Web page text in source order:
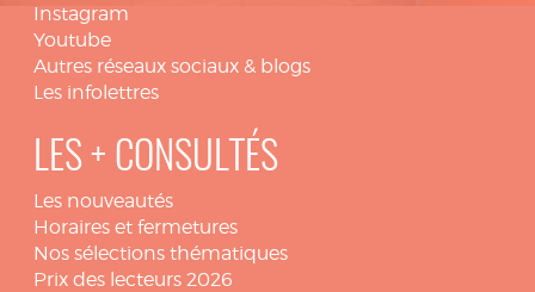
Instagram
Youtube
Autres réseaux sociaux & blogs
Les infolettres
LES + CONSULTÉS
Les nouveautés
Horaires et fermetures
Nos sélections thématiques
Prix des lecteurs 2026